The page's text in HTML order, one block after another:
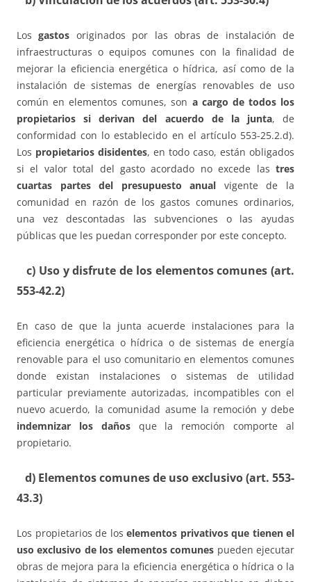
Losgastos originados por las obras de instalación de
infraestructuras o equipos comunes con la finalidad de
mejorar la eficiencia energética o hídrica, así como de la
instalación de sistemas de energías renovables de uso
común en elementos comunes, son a cargo de todos los
propietarios si derivan del acuerdo de la junta, de
conformidad con lo establecido en el artículo 553-25.2.d).
Los propietarios disidentes, en todo caso, están obligados
si el valor total del gasto acordado no excede las tres
cuartas partes del presupuesto anual vigente de la
comunidad en razón de los gastos comunes ordinarios,
una vez descontadas las subvenciones o las ayudas
públicas que les puedan corresponder por este concepto.
c) Uso y disfrute de los elementos comunes (art.
553-42.2)
En caso de que la junta acuerde instalaciones para la
eficiencia energética o hídrica o de sistemas de energía
renovable para el uso comunitario en elementos comunes
donde existan instalaciones o sistemas de utilidad
particular previamente autorizadas, incompatibles con el
nuevo acuerdo, la comunidad asume la remoción y debe
indemnizar los dañosque la remoción comporte al
propietario.
d) Elementos comunes de uso exclusivo (art. 553-
43.3)
Los propietarios de los elementos privativos que tienen el
uso exclusivo de los elementos comunes pueden ejecutar
obras de mejora para la eficiencia energética o hídrica o la